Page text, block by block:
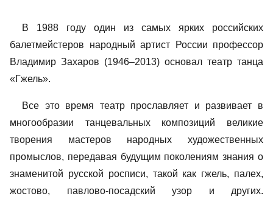
В 1988 году один из самых ярких российских
балетмейстеров народный артист России профессор
Владимир Захаров (1946–2013) основал театр танца
«Гжель».
Все это время театр прославляет и развивает в
многообразии танцевальных композиций великие
творения мастеров народных художественных
промыслов, передавая будущим поколениям знания о
знаменитой русской росписи, такой как гжель, палех,
жостово, павлово-посадский узор и других.